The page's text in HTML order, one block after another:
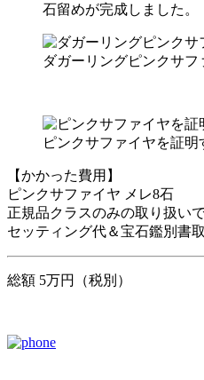
石留めが完成しました。
ダガーリングピンクサ
ピンクサファイヤを証明
【かかった費用】
ピンクサファイヤ メレ8石
正規品クラスのみの取り扱いで
セッティング代＆宝石鑑別書
総額 5万円（税別）